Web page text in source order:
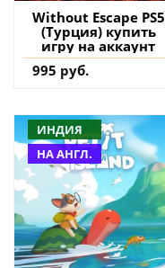
Without Escape PS5
(Турция) купить
игру на аккаунт
995 руб.
ИНДИЯ
НА АНГЛ.